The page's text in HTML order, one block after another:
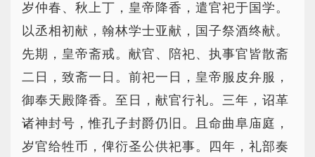
岁仲春、秋上丁，皇帝降香，遣官祀于国学。
以丞相初献，翰林学士亚献，国子祭酒终献。
先期，皇帝斋戒。献官、陪祀、执事官皆散斋
二日，致斋一日。前祀一日，皇帝服皮弁服，
御奉天殿降香。至日，献官行礼。三年，诏革
诸神封号，惟孔子封爵仍旧。且命曲阜庙庭，
岁官给牲币，俾衍圣公供祀事。四年，礼部奏